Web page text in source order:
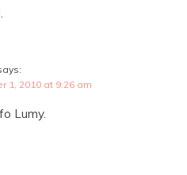
1, 2010 at 9:26 am
Lumy.